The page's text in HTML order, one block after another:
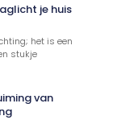
je huis
het is een
stukje
van